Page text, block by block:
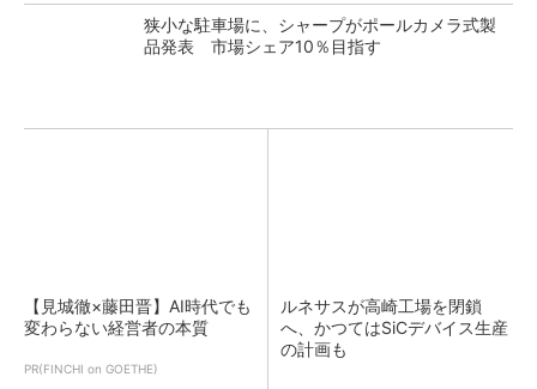
狭小な駐車場に、シャープがポールカメラ式製
品発表 市場シェア10％目指す
【見城徹×藤田晋】AI時代でも
変わらない経営者の本質
PR(FINCHI on GOETHE)
ルネサスが高崎工場を閉鎖
へ、かつてはSiCデバイス生産
の計画も